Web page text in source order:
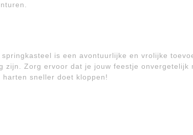
is een avontuurlijke en vrolijke
zijn. Zorg ervoor dat je jouw feestje onvergetelijk
sneller doet kloppen!